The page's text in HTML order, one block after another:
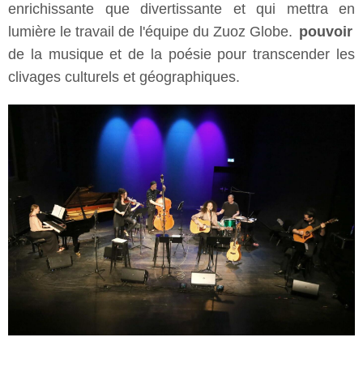
enrichissante que divertissante et qui mettra en
lumière le travail de l'équipe du Zuoz Globe. pouvoir
de la musique et de la poésie pour transcender les
clivages culturels et géographiques.